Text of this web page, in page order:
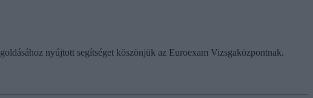
nyújtott segítséget köszönjük az Euroexam Vizsgaközpontnak.